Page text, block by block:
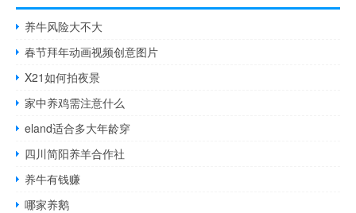
养牛风险大不大
春节拜年动画视频创意图片
X21如何拍夜景
家中养鸡需注意什么
eland适合多大年龄穿
四川简阳养羊合作社
养牛有钱赚
哪家养鹅